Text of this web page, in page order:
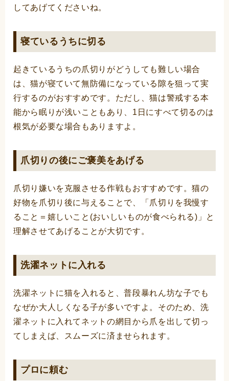
してあげてくださいね。
寝ているうちに切る
起きているうちの爪切りがどうしても難しい場合
は、猫が寝ていて無防備になっている隙を狙って実
行するのがおすすめです。ただし、猫は警戒する本
能から眠りが浅いこともあり、1日にすべて切るのは
根気が必要な場合もありますよ。
爪切りの後にご褒美をあげる
爪切り嫌いを克服させる作戦もおすすめです。猫の
好物を爪切り後に与えることで、「爪切りを我慢す
ること＝嬉しいこと(おいしいものが食べられる)」と
理解させてあげることが大切です。
洗濯ネットに入れる
洗濯ネットに猫を入れると、普段暴れん坊な子でも
なぜか大人しくなる子が多いですよ。そのため、洗
濯ネットに入れてネットの網目から爪を出して切っ
てしまえば、スムーズに済ませられます。
プロに頼む